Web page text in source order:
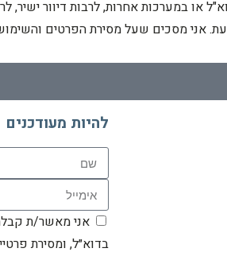
במערכות אחרות, לרבות דיוור ישיר,
אני מסכים שעל מסירת הפרטים
להיות מעודכנים
אני מאשר/ת קבלת
בדוא״ל, ומסירת